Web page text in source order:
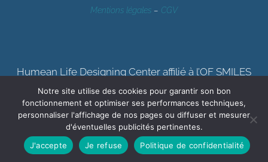
Mentions légales – CGV
Humean Life Designing Center affilié à l’OF SMILES
Certification qualité Qualiopi délivrée au titre de la catégorie
d’actions de formation, bilan de compétences
Notre site utilise des cookies pour garantir son bon
fonctionnement et optimiser ses performances techniques,
personnaliser l'affichage de nos pages ou diffuser et mesurer
d'éventuelles publicités pertinentes.
J'accepte
Je refuse Politique de confidentialité